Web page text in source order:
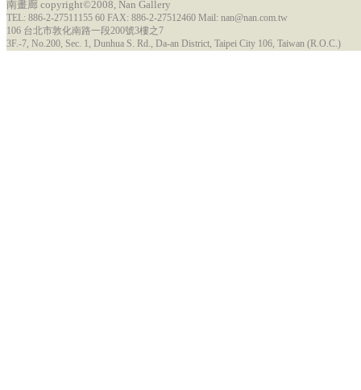
南畫廊 copyright©2008, Nan Gallery
TEL: 886-2-27511155 60 FAX: 886-2-27512460 Mail: nan@nan.com.tw
106 台北市敦化南路一段200號3樓之7
3F.-7, No.200, Sec. 1, Dunhua S. Rd., Da-an District, Taipei City 106, Taiwan (R.O.C.)